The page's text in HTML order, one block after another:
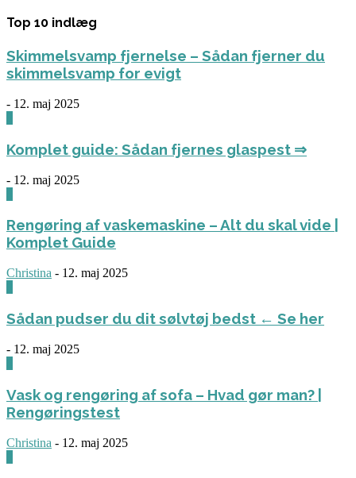
Top 10 indlæg
Skimmelsvamp fjernelse – Sådan fjerner du
skimmelsvamp for evigt
- 12. maj 2025
Komplet guide: Sådan fjernes glaspest ⇒
- 12. maj 2025
Rengøring af vaskemaskine – Alt du skal vide |
Komplet Guide
Christina - 12. maj 2025
Sådan pudser du dit sølvtøj bedst ← Se her
- 12. maj 2025
Vask og rengøring af sofa – Hvad gør man? |
Rengøringstest
Christina - 12. maj 2025